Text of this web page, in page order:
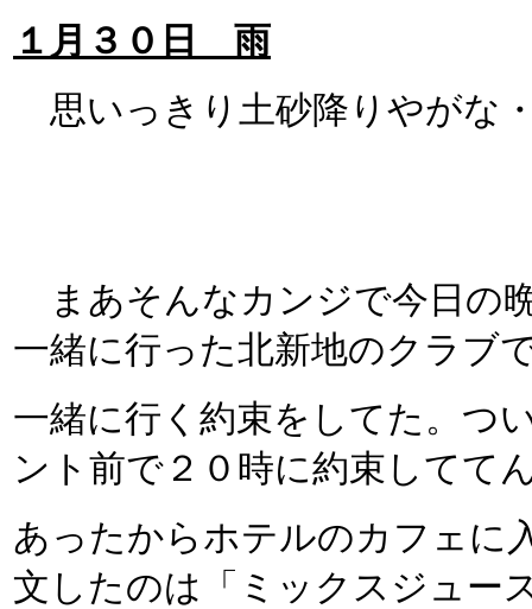
１月３０日 雨
思いっきり土砂降りやがな
まあそんなカンジで今日の
一緒に行った北新地のクラブ
一緒に行く約束をしてた。つ
ント前で２０時に約束してて
あったからホテルのカフェ
文したのは「ミックスジュー